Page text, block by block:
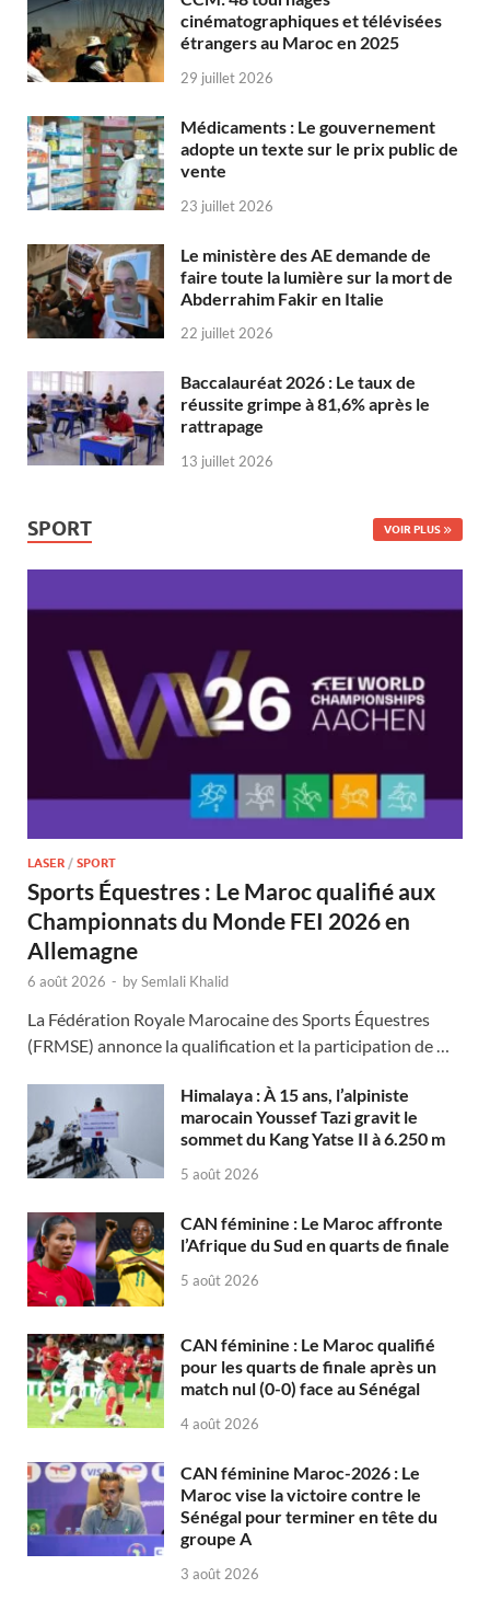
cinématographiques et télévisées
étrangers au Maroc en 2025
29 juillet 2026
Médicaments : Le gouvernement
adopte un texte sur le prix public de
vente
23 juillet 2026
Le ministère des AE demande de
faire toute la lumière sur la mort de
Abderrahim Fakir en Italie
22 juillet 2026
Baccalauréat 2026 : Le taux de
réussite grimpe à 81,6% après le
rattrapage
13 juillet 2026
SPORT VOIR PLUS
LASER / SPORT
Sports Équestres : Le Maroc qualifié aux
Championnats du Monde FEI 2026 en
Allemagne
6 août 2026 - bySemlali Khalid
La Fédération Royale Marocaine des Sports Équestres
(FRMSE) annonce la qualification et la participation de …
Himalaya : À 15 ans, l’alpiniste
marocain Youssef Tazi gravit le
sommet du Kang Yatse II à 6.250 m
5 août 2026
CAN féminine : Le Maroc affronte
l’Afrique du Sud en quarts de finale
5 août 2026
CAN féminine : Le Maroc qualifié
pour les quarts de finale après un
match nul (0-0) face au Sénégal
4 août 2026
CAN féminine Maroc-2026 : Le
Maroc vise la victoire contre le
Sénégal pour terminer en tête du
groupe A
3 août 2026